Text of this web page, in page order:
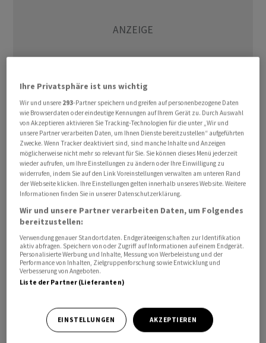
Er werde Aktien seines Firmenkonglomerats Berkshire
Hathaway im Wert von 5,3 Milliarden Dollar an
verschiedene Stiftungen übertragen, sagte der 93-
Jährige am Freitag.
Dazu zähle die Bill & Melinda Gates Stiftung sowie vier
von seinen Angehörigen geleitete
Wohltätigkeitsorganisationen. Es handelt sich dabei um
seine bisher grösste jährliche Spende. Seit der ersten
Zahlung im Jahr 2006 summiert sich die Gesamtsumme
seiner Spenden inzwischen auf 57 Milliarden Dollar.
Der Investor will mehr als 99 Prozent seines Vermögens
wohltätigen Zwecken zukommen lassen. Er gehört mit
Ihre Privatsphäre ist uns wichtig
Wir und unsere 293-Partner speichern und greifen auf personenbezogene Daten
wie Browserdaten oder eindeutige Kennungen auf Ihrem Gerät zu. Durch Auswahl
von Akzeptieren aktivieren Sie Tracking-Technologien für die unter „Wir und
unsere Partner verarbeiten Daten, um Ihnen Dienste bereitzustellen“ aufgeführten
Zwecke. Wenn Tracker deaktiviert sind, sind manche Inhalte und Anzeigen
möglicherweise nicht mehr so relevant für Sie. Sie können dieses Menü jederzeit
wieder aufrufen, um Ihre Einstellungen zu ändern oder Ihre Einwilligung zu
widerrufen, indem Sie auf den Link Voreinstellungen verwalten am unteren Rand
der Webseite klicken. Ihre Einstellungen gelten innerhalb unseres Website. Weitere
Informationen finden Sie in unserer Datenschutzerklärung.
Wir und unsere Partner verarbeiten Daten, um Folgendes
bereitzustellen:
Verwendung genauer Standortdaten. Endgeräteeigenschaften zur Identifikation
aktiv abfragen. Speichern von oder Zugriff auf Informationen auf einem Endgerät.
Personalisierte Werbung und Inhalte, Messung von Werbeleistung und der
Performance von Inhalten, Zielgruppenforschung sowie Entwicklung und
Verbesserung von Angeboten.
Liste der Partner (Lieferanten)
EINSTELLUNGEN AKZEPTIEREN